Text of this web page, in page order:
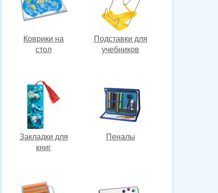
Коврики на
стол
Подставки для
учебников
Закладки для
книг
Пеналы